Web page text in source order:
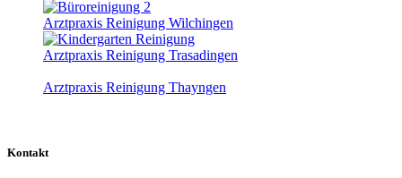
Arztpraxis Reinigung Wilchingen
Arztpraxis Reinigung Trasadingen
Arztpraxis Reinigung Thayngen
Kontakt